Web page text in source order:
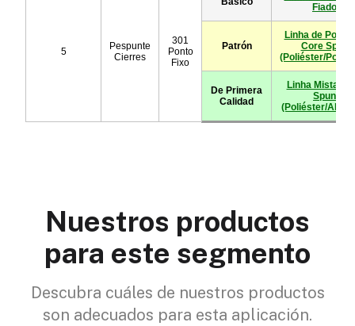
Nuestros productos
para este segmento
Descubra cuáles de nuestros productos
son adecuados para esta aplicación.